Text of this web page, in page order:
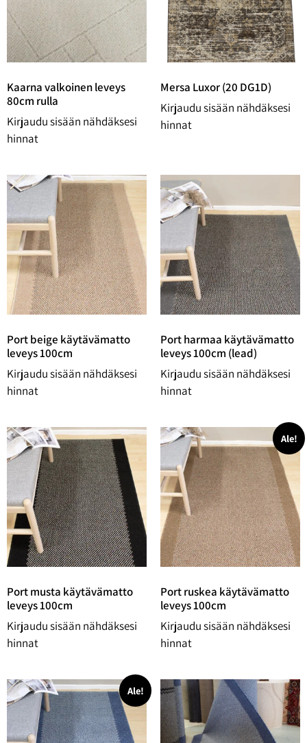
Kaarna valkoinen leveys
80cm rulla
Kirjaudu sisään nähdäksesi
hinnat
Mersa Luxor (20 DG1D)
Kirjaudu sisään nähdäksesi
hinnat
Port beige käytävämatto
leveys 100cm
Kirjaudu sisään nähdäksesi
hinnat
Port harmaa käytävämatto
leveys 100cm (lead)
Kirjaudu sisään nähdäksesi
hinnat
Port musta käytävämatto
leveys 100cm
Kirjaudu sisään nähdäksesi
hinnat
Ale!
Port ruskea käytävämatto
leveys 100cm
Kirjaudu sisään nähdäksesi
hinnat
Ale!